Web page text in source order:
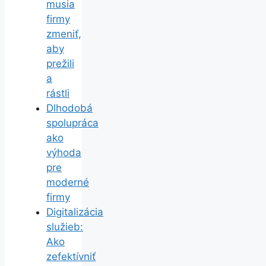
musia
firmy
zmeniť,
aby
prežili
a
rástli
Dlhodobá
spolupráca
ako
výhoda
pre
moderné
firmy
Digitalizácia
služieb:
Ako
zefektívniť